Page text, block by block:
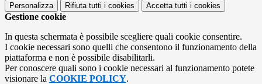
Personalizza Rifiuta tutti i cookies Accetta tutti i cookies
Gestione cookie
In questa schermata è possibile scegliere quali cookie consentire.
I cookie necessari sono quelli che consentono il funzionamento della
piattaforma e non è possibile disabilitarli.
Per conoscere quali sono i cookie necessari al funzionamento potete
visionare la COOKIE POLICY.